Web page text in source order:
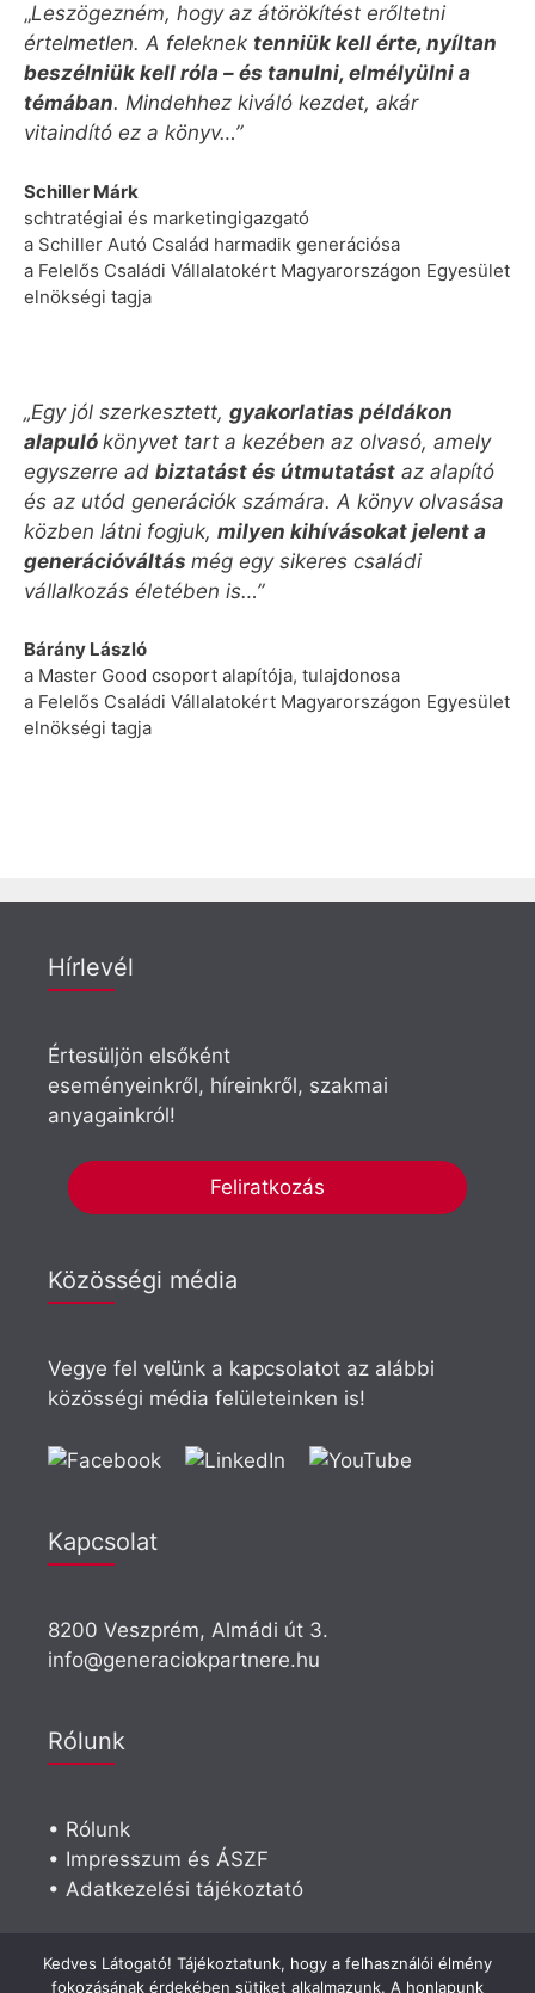
„Leszögezném, hogy az átörökítést erőltetni
értelmetlen. A feleknek tenniük kell érte, nyíltan
beszélniük kell róla – és tanulni, elmélyülni a
témában. Mindehhez kiváló kezdet, akár
vitaindító ez a könyv…”
Schiller Márk
schtratégiai és marketingigazgató
a Schiller Autó Család harmadik generációsa
a Felelős Családi Vállalatokért Magyarországon Egyesület
elnökségi tagja
„Egy jól szerkesztett, gyakorlatias példákon
alapuló könyvet tart a kezében az olvasó, amely
egyszerre ad biztatást és útmutatást az alapító
és az utód generációk számára. A könyv olvasása
közben látni fogjuk, milyen kihívásokat jelent a
generációváltás még egy sikeres családi
vállalkozás életében is…”
Bárány László
a Master Good csoport alapítója, tulajdonosa
a Felelős Családi Vállalatokért Magyarországon Egyesület
elnökségi tagja
Hírlevél
Értesüljön elsőként
eseményeinkről, híreinkről, szakmai
anyagainkról!
Feliratkozás
Közösségi média
Vegye fel velünk a kapcsolatot az alábbi
közösségi média felületeinken is!
Kapcsolat
8200 Veszprém, Almádi út 3.
info@generaciokpartnere.hu
Rólunk
• Rólunk
• Impresszum és ÁSZF
• Adatkezelési tájékoztató
Visszahívást kérek
Kedves Látogató! Tájékoztatunk, hogy a felhasználói élmény
fokozásának érdekében sütiket alkalmazunk. A honlapunk